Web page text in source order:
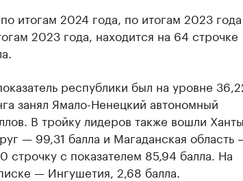
итогам 2024 года, по итогам 2023 года
2023 года, находится на 64 строчке
республики был на уровне
занял Ямало-Ненецкий автономный
В тройку лидеров также вошли
— 99,31 балла и Магаданская область
строчку с показателем 85,94 балла. На
— Ингушетия, 2,68 балла.